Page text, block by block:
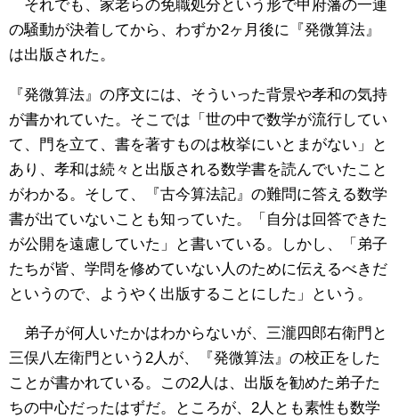
それでも、家老らの免職処分という形で甲府藩の一連
の騒動が決着してから、わずか2ヶ月後に『発微算法』
は出版された。
『発微算法』の序文には、そういった背景や孝和の気持
が書かれていた。そこでは「世の中で数学が流行してい
て、門を立て、書を著すものは枚挙にいとまがない」と
あり、孝和は続々と出版される数学書を読んでいたこと
がわかる。そして、『古今算法記』の難問に答える数学
書が出ていないことも知っていた。「自分は回答できた
が公開を遠慮していた」と書いている。しかし、「弟子
たちが皆、学問を修めていない人のために伝えるべきだ
というので、ようやく出版することにした」という。
弟子が何人いたかはわからないが、三瀧四郎右衛門と
三俣八左衛門という2人が、『発微算法』の校正をした
ことが書かれている。この2人は、出版を勧めた弟子た
ちの中心だったはずだ。ところが、2人とも素性も数学